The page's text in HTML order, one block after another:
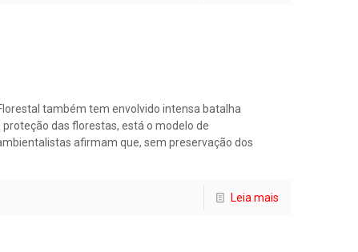
também tem envolvido intensa batalha
das florestas, está o modelo de
afirmam que, sem preservação dos
Leia mais